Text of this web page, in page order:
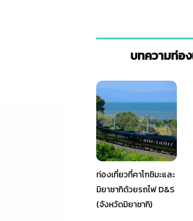
บทความท่อ
ท่องเที่ยวที่คาโกชิมะและ
มิยาซากิด้วยรถไฟ D&S
(จังหวัดมิยาซากิ)